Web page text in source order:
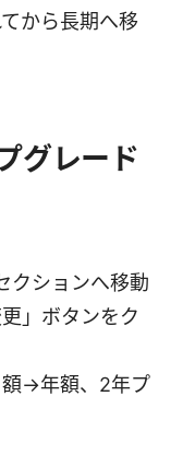
から長期へ移
グレード
クションへ移動
」ボタンをク
額→年額、2年プ